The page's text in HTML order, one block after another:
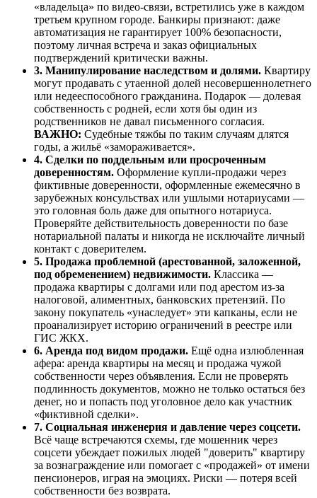
«владельца» по видео-связи, встретились уже в каждом
третьем крупном городе. Банкиры признают: даже
автоматизация не гарантирует 100% безопасности,
поэтому личная встреча и заказ официальных
подтверждений критически важны.
3. Манипулирование наследством и долями. Квартиру
могут продавать с утаенной долей несовершеннолетнего
или недееспособного гражданина. Подарок — долевая
собственность с родней, если хотя бы один из
родственников не давал письменного согласия.
ВАЖНО: Судебные тяжбы по таким случаям длятся
годы, а жильё «замораживается».
4. Сделки по поддельным или просроченным
доверенностям. Оформление купли-продажи через
фиктивные доверенности, оформленные ежемесячно в
зарубежных консульствах или ушлыми нотариусами —
это головная боль даже для опытного нотариуса.
Проверяйте действительность доверенности по базе
нотариальной палаты и никогда не исключайте личный
контакт с доверителем.
5. Продажа проблемной (арестованной, заложенной,
под обременением) недвижимости. Классика —
продажа квартиры с долгами или под арестом из-за
налоговой, алиментных, банковских претензий. По
закону покупатель «унаследует» эти капканы, если не
проанализирует историю ограничений в реестре или
ГИС ЖКХ.
6. Аренда под видом продажи. Ещё одна излюбленная
афера: аренда квартиры на месяц и продажа чужой
собственности через объявления. Если не проверять
подлинность документов, можно не только остаться без
денег, но и попасть под уголовное дело как участник
«фиктивной сделки».
7. Социальная инженерия и давление через соцсети.
Всё чаще встречаются схемы, где мошенник через
соцсети убеждает пожилых людей "доверить" квартиру
за вознаграждение или помогает с «продажей» от имени
пенсионеров, играя на эмоциях. Риски — потеря всей
собственности без возврата.